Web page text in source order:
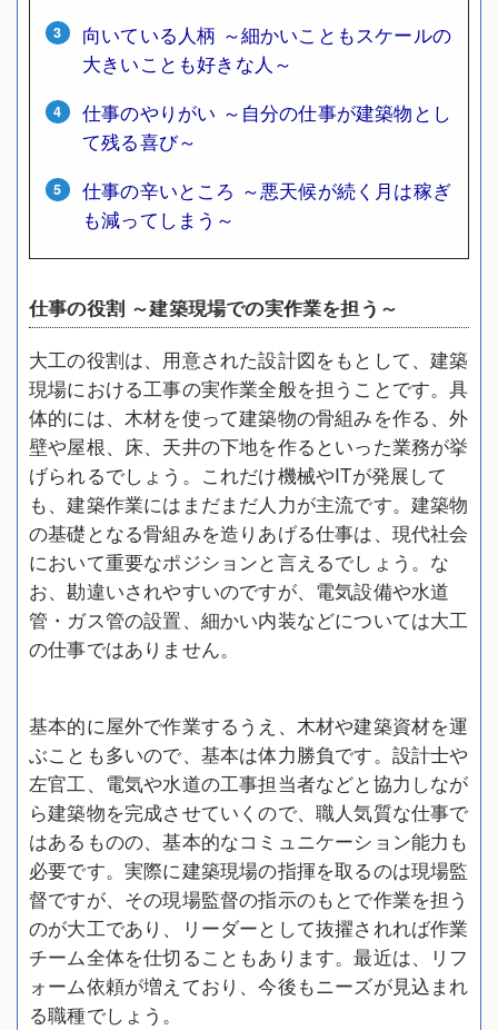
向いている人柄 ～細かいこともスケールの
大きいことも好きな人～
仕事のやりがい ～自分の仕事が建築物とし
て残る喜び～
仕事の辛いところ ～悪天候が続く月は稼ぎ
も減ってしまう～
仕事の役割 ～建築現場での実作業を担う～
大工の役割は、用意された設計図をもとして、建築
現場における工事の実作業全般を担うことです。具
体的には、木材を使って建築物の骨組みを作る、外
壁や屋根、床、天井の下地を作るといった業務が挙
げられるでしょう。これだけ機械やITが発展して
も、建築作業にはまだまだ人力が主流です。建築物
の基礎となる骨組みを造りあげる仕事は、現代社会
において重要なポジションと言えるでしょう。な
お、勘違いされやすいのですが、電気設備や水道
管・ガス管の設置、細かい内装などについては大工
の仕事ではありません。
基本的に屋外で作業するうえ、木材や建築資材を運
ぶことも多いので、基本は体力勝負です。設計士や
左官工、電気や水道の工事担当者などと協力しなが
ら建築物を完成させていくので、職人気質な仕事で
はあるものの、基本的なコミュニケーション能力も
必要です。実際に建築現場の指揮を取るのは現場監
督ですが、その現場監督の指示のもとで作業を担う
のが大工であり、リーダーとして抜擢されれば作業
チーム全体を仕切ることもあります。最近は、リフ
ォーム依頼が増えており、今後もニーズが見込まれ
る職種でしょう。